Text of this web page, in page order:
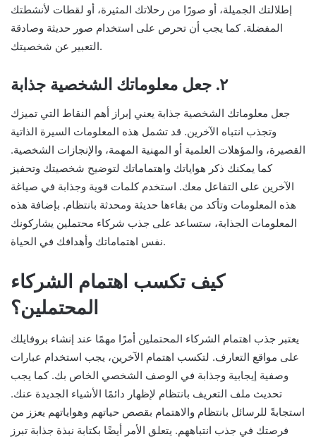
إطلالتك الجميلة، أو صورًا من رحلاتك المثيرة، أو لقطات لأنشطتك
المفضلة. كما يجب أن تحرص على استخدام صور حديثة وصادقة
التعبير عن شخصيتك.
٢. جعل معلوماتك الشخصية جذابة
جعل معلوماتك الشخصية جذابة يعني إبراز أهم النقاط التي تميزك
وتجذب انتباه الآخرين. قد تشمل هذه المعلومات السيرة الذاتية
القصيرة، والمؤهلات العلمية أو المهنية المهمة، والإنجازات الشخصية.
كما يمكنك ذكر هواياتك واهتماماتك لتوضيح شخصيتك وتحفيز
الآخرين على التفاعل معك. استخدم كلمات قوية وجذابة في صياغة
هذه المعلومات وتأكد من بقاءها حديثة ومحدثة بانتظام. بإضافة هذه
المعلومات الجذابة، ستساعد على جذب شركاء محتملين يشاركونك
نفس اهتماماتك وأهدافك في الحياة.
كيف تكسب اهتمام الشركاء
المحتملين؟
يعتبر جذب اهتمام الشركاء المحتملين أمرًا مهمًا عند إنشاء بروفايلك
على مواقع التعارف. لتكسب اهتمام الآخرين، يجب استخدام عبارات
وصفية إيجابية وجذابة في الوصف الشخصي الخاص بك. كما يجب
تحديث ملف التعريف بانتظام لإظهار دائمًا الأشياء الجديدة عنك.
استجابةً للرسائل بانتظام والاهتمام بقصص حياتهم وهواياتهم يعزز من
فرصتك في جذب انتباههم. يتعلق الأمر أيضًا بكتابة نبذة جذابة تبرز